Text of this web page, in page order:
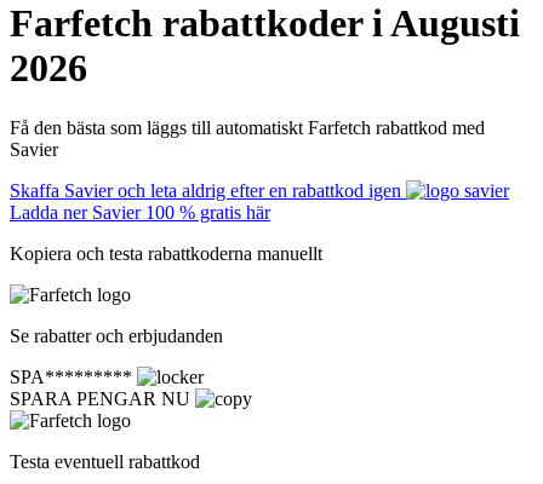
Farfetch rabattkoder i Augusti
2026
Få den bästa som läggs till automatiskt Farfetch rabattkod med
Savier
Skaffa Savier och leta aldrig efter en rabattkod igen
Ladda ner Savier 100 % gratis här
Kopiera och testa rabattkoderna manuellt
Se rabatter och erbjudanden
SPA*********
SPARA PENGAR NU
Testa eventuell rabattkod